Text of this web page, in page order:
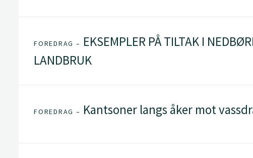
FOREDRAG – EKSEMPLER PÅ TILTAK I
LANDBRUK
FOREDRAG – Kantsoner langs åker mot